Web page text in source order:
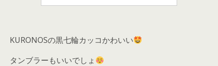
KURONOSの黒七輪カッコかわいい
タンブラーもいいでしょ